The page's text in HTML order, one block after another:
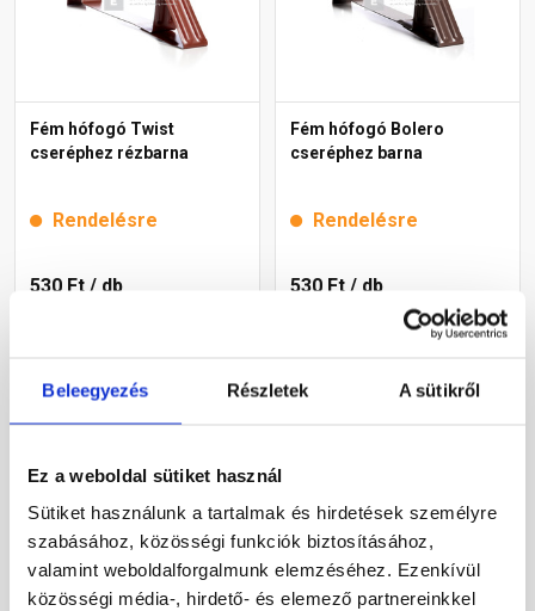
Beleegyezés Részletek A sütikről
Ez a weboldal sütiket használ
Sütiket használunk a tartalmak és hirdetések személyre
szabásához, közösségi funkciók biztosításához,
valamint weboldalforgalmunk elemzéséhez. Ezenkívül
közösségi média-, hirdető- és elemező partnereinkkel
Fém hófogó Twist
cseréphez rézbarna
Rendelésre
530 Ft / db
Fém hófogó Bolero
cseréphez barna
Rendelésre
530 Ft / db